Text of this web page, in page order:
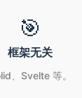
🎯
框架无关
、Svelte 等。